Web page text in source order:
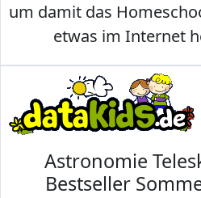
um damit das
etwas im Internet
Astronomie
Bestseller